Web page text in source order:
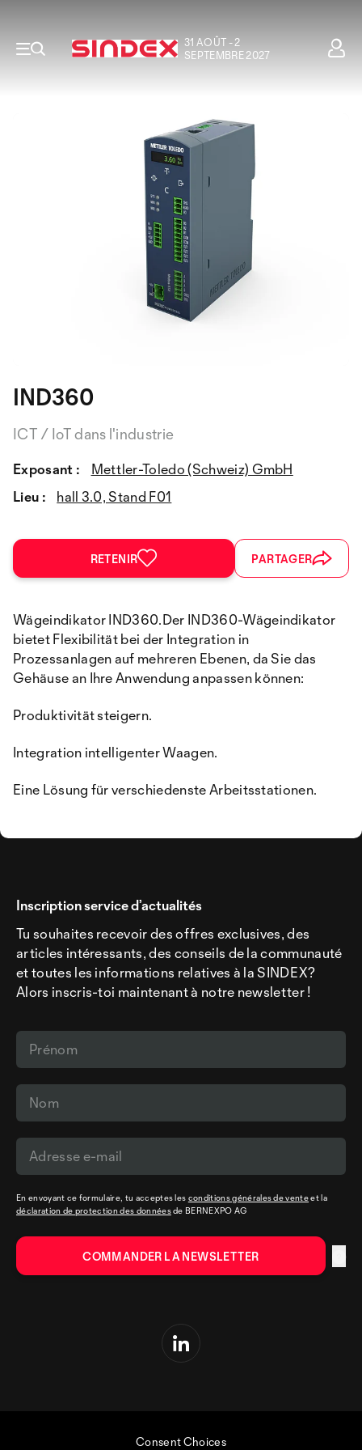
31 AOÛT - 2
SEPTEMBRE 2027
IND360
ICT / IoT dans l'industrie
Exposant :
Mettler-Toledo (Schweiz) GmbH
Lieu :
hall 3.0, Stand F01
RETENIR PARTAGER
Wägeindikator IND360.Der IND360-Wägeindikator
bietet Flexibilität bei der Integration in
Prozessanlagen auf mehreren Ebenen, da Sie das
Gehäuse an Ihre Anwendung anpassen können:
Produktivität steigern.
Integration intelligenter Waagen.
Eine Lösung für verschiedenste Arbeitsstationen.
Inscription service d’actualités
Tu souhaites recevoir des offres exclusives, des
articles intéressants, des conseils de la communauté
et toutes les informations relatives à la SINDEX?
Alors inscris-toi maintenant à notre newsletter !
En envoyant ce formulaire, tu acceptes les conditions générales de venteet la
déclaration de protection des donnéesde BERNEXPO AG
Consent Choices